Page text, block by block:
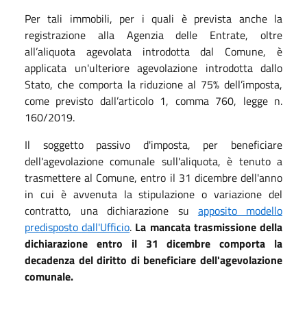
Per tali immobili, per i quali è prevista anche la
registrazione alla Agenzia delle Entrate, oltre
all’aliquota agevolata introdotta dal Comune, è
applicata un'ulteriore agevolazione introdotta dallo
Stato, che comporta la riduzione al 75% dell’imposta,
come previsto dall’articolo 1, comma 760, legge n.
160/2019.
Il soggetto passivo d'imposta, per beneficiare
dell'agevolazione comunale sull'aliquota, è tenuto a
trasmettere al Comune, entro il 31 dicembre dell'anno
in cui è avvenuta la stipulazione o variazione del
contratto, una dichiarazione su apposito modello
predisposto dall'Ufficio. La mancata trasmissione della
dichiarazione entro il 31 dicembre comporta la
decadenza del diritto di beneficiare dell'agevolazione
comunale.